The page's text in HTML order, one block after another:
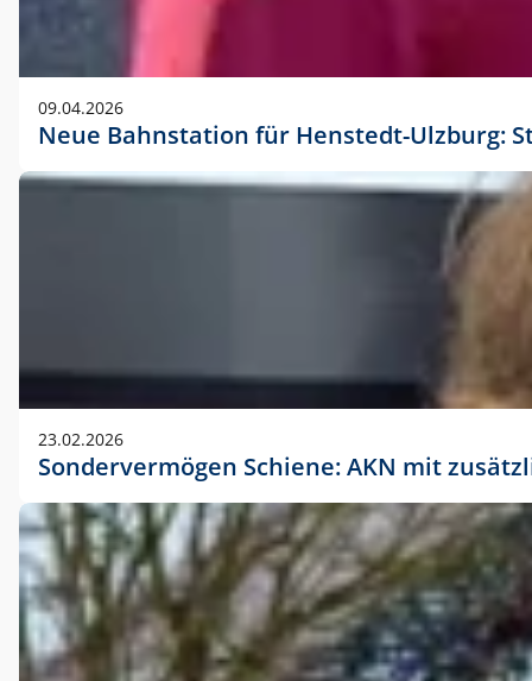
09.04.2026
Neue Bahnstation für Henstedt-Ulzburg:
23.02.2026
Sondervermögen Schiene: AKN mit